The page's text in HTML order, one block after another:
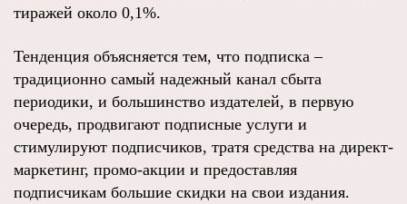
тиражей около 0,1%.
Тенденция объясняется тем, что подписка –
традиционно самый надежный канал сбыта
периодики, и большинство издателей, в первую
очередь, продвигают подписные услуги и
стимулируют подписчиков, тратя средства на директ-
маркетинг, промо-акции и предоставляя
подписчикам большие скидки на свои издания.